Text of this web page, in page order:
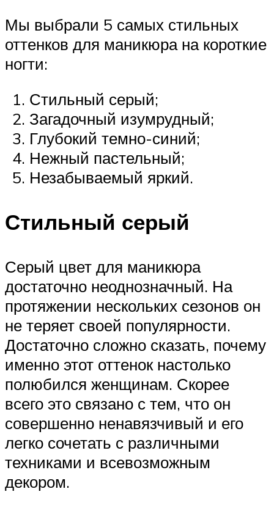
Мы выбрали 5 самых стильных
оттенков для маникюра на короткие
ногти:
Стильный серый;
Загадочный изумрудный;
Глубокий темно-синий;
Нежный пастельный;
Незабываемый яркий.
Стильный серый
Серый цвет для маникюра
достаточно неоднозначный. На
протяжении нескольких сезонов он
не теряет своей популярности.
Достаточно сложно сказать, почему
именно этот оттенок настолько
полюбился женщинам. Скорее
всего это связано с тем, что он
совершенно ненавязчивый и его
легко сочетать с различными
техниками и всевозможным
декором.